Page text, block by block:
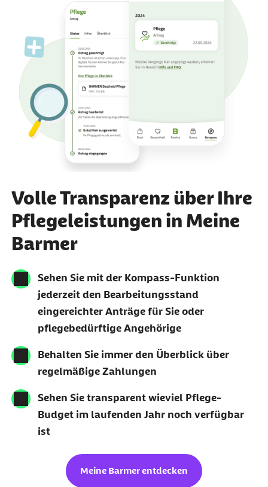
Volle Transparenz über Ihre
Pflegeleistungen in Meine
Barmer
Sehen Sie mit der Kompass-Funktion
jederzeit den Bearbeitungsstand
eingereichter Anträge für Sie oder
pflegebedürftige Angehörige
Behalten Sie immer den Überblick über
regelmäßige Zahlungen
Sehen Sie transparent wieviel Pflege-
Budget im laufenden Jahr noch verfügbar
ist
Meine Barmer entdecken